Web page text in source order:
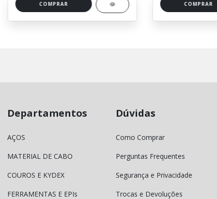
COMPRAR COMPRAR
Departamentos
AÇOS
MATERIAL DE CABO
COUROS E KYDEX
FERRAMENTAS E EPIs
Dúvidas
Como Comprar
Perguntas Frequentes
Segurança e Privacidade
Trocas e Devoluções